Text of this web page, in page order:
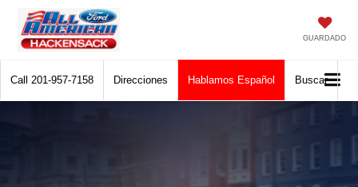
GUARDADO
Call 201-957-7158 Direcciones Hablamos Español Buscar